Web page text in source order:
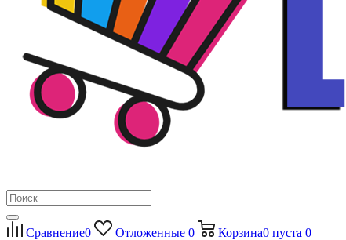
Сравнение0 Отложенные 0 Корзина0 пуста 0